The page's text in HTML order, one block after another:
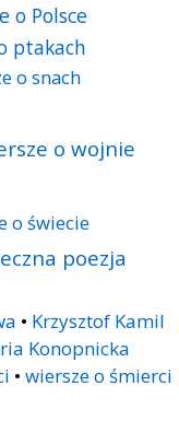
o Polsce
ptakach
o snach
o wojnie
o świecie
poezja
• Krzysztof Kamil
Konopnicka
• wiersze o śmierci